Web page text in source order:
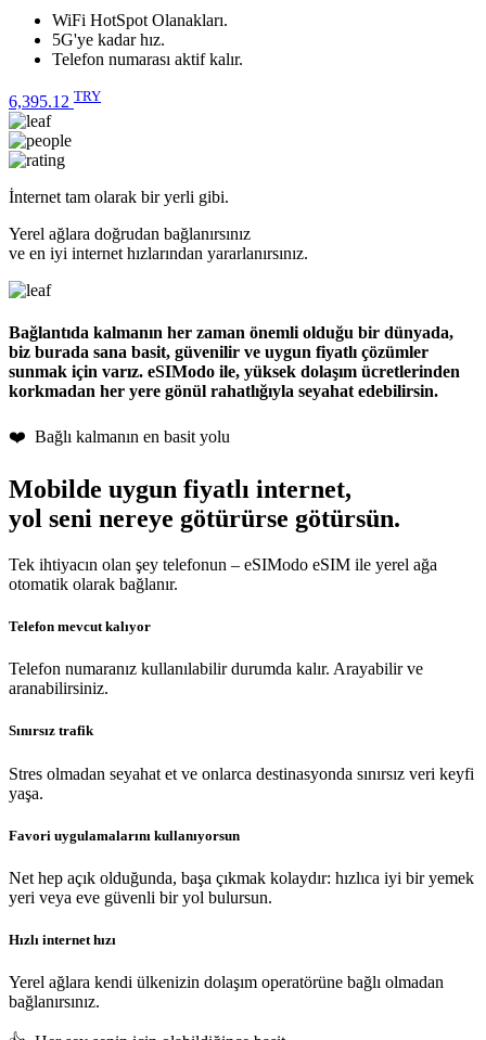
WiFi HotSpot Olanakları.
5G'ye kadar hız.
Telefon numarası aktif kalır.
6,395.12 TRY
İnternet tam olarak bir yerli gibi.
Yerel ağlara doğrudan bağlanırsınız
ve en iyi internet hızlarından yararlanırsınız.
Bağlantıda kalmanın her zaman önemli olduğu bir dünyada,
biz burada sana basit, güvenilir ve uygun fiyatlı çözümler
sunmak için varız. eSIModo ile, yüksek dolaşım ücretlerinden
korkmadan her yere gönül rahatlığıyla seyahat edebilirsin.
❤️ Bağlı kalmanın en basit yolu
Mobilde uygun fiyatlı internet,
yol seni nereye götürürse götürsün.
Tek ihtiyacın olan şey telefonun – eSIModo eSIM ile yerel ağa
otomatik olarak bağlanır.
Telefon mevcut kalıyor
Telefon numaranız kullanılabilir durumda kalır. Arayabilir ve
aranabilirsiniz.
Sınırsız trafik
Stres olmadan seyahat et ve onlarca destinasyonda sınırsız veri keyfi
yaşa.
Favori uygulamalarını kullanıyorsun
Net hep açık olduğunda, başa çıkmak kolaydır: hızlıca iyi bir yemek
yeri veya eve güvenli bir yol bulursun.
Hızlı internet hızı
Yerel ağlara kendi ülkenizin dolaşım operatörüne bağlı olmadan
bağlanırsınız.